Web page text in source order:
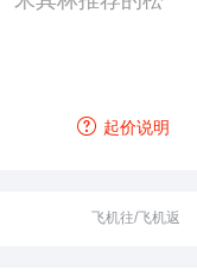
起价说明
飞机往/飞机返